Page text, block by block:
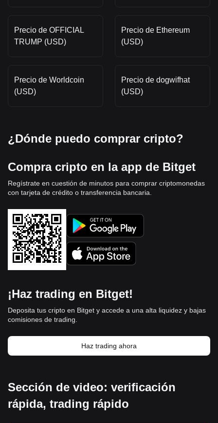
Precio de OFFICIAL
TRUMP (USD)
Precio de Ethereum
(USD)
Precio de Worldcoin
(USD)
Precio de dogwifhat
(USD)
¿Dónde puedo comprar cripto?
Compra cripto en la app de Bitget
Regístrate en cuestión de minutos para comprar criptomonedas
con tarjeta de crédito o transferencia bancaria.
¡Haz trading en Bitget!
Deposita tus cripto en Bitget y accede a una alta liquidez y bajas
comisiones de trading.
Haz trading ahora
Sección de video: verificación
rápida, trading rápido